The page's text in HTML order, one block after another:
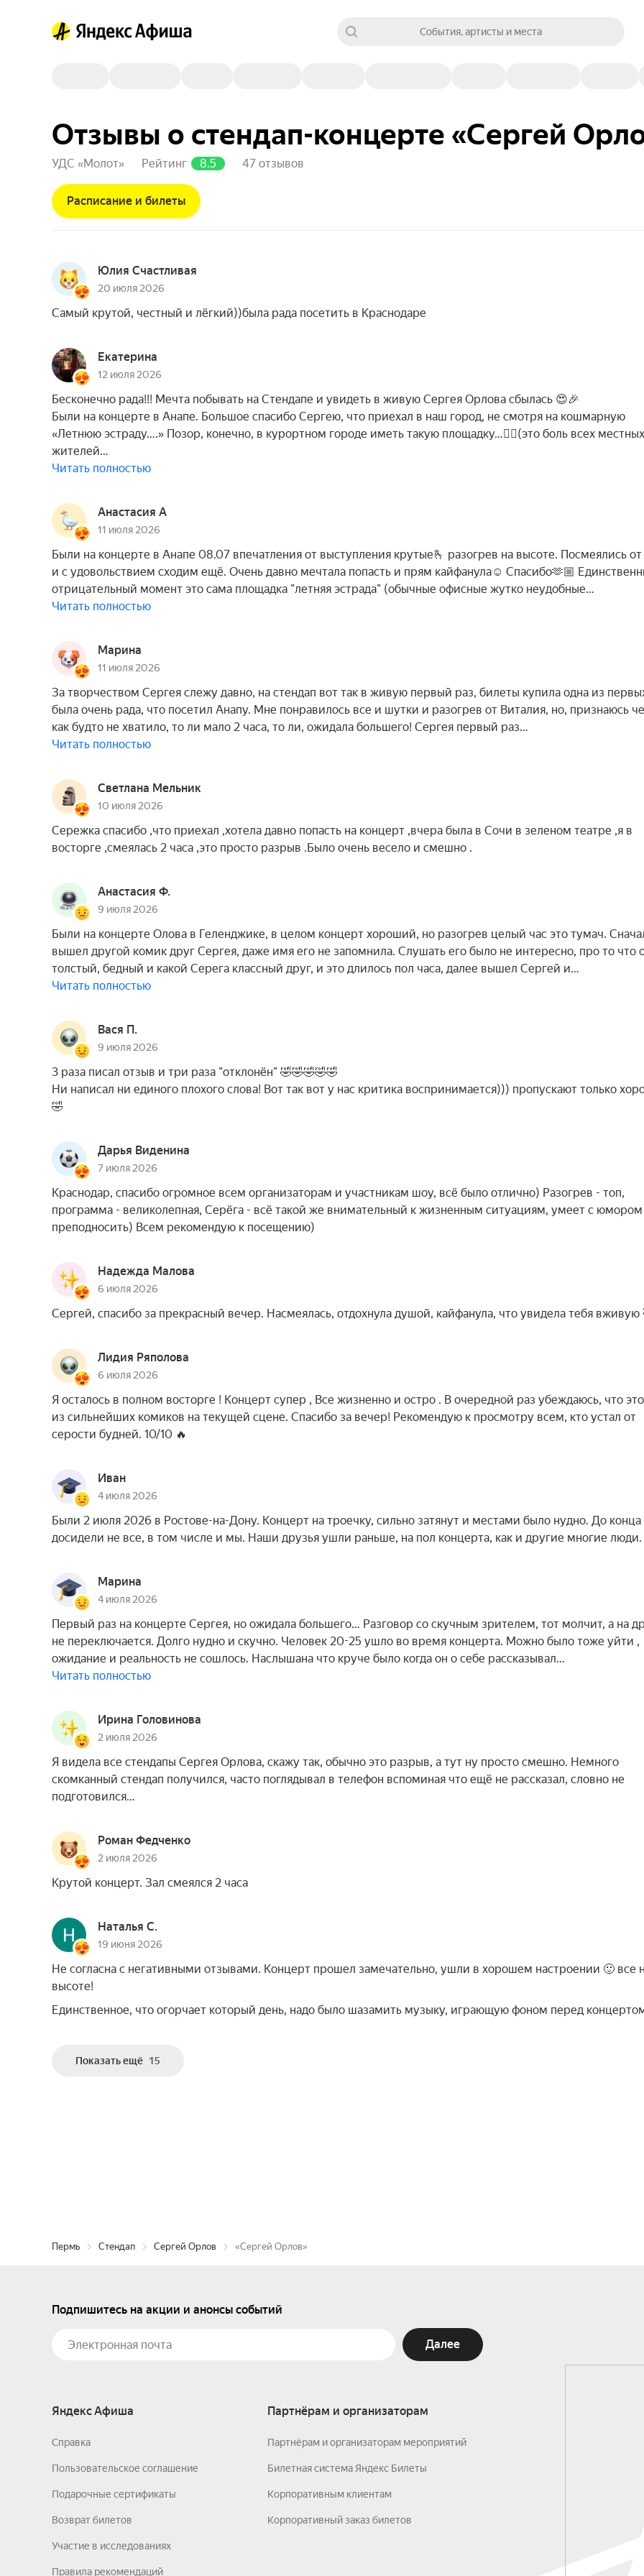
События, артисты и места
Отзывы о стендап-концерте «Сергей
УДС «Молот» Рейтинг 8.5 47 отзывов
Расписание и билеты
Юлия Счастливая
20 июля 2026
Самый крутой, честный и лёгкий))была рада посетить в Краснодаре
Екатерина
12 июля 2026
Бесконечно рада!!! Мечта побывать на Стендапе и увидеть в живую Сергея Орлова сбылась 😍🎉
Были на концерте в Анапе. Большое спасибо Сергею, что приехал в наш город, не смотря на кошмарную
«Летнюю эстраду….» Позор, конечно, в курортном городе иметь такую площадку…😵‍💫(это боль всех местных
жителей…
Читать полностью
Анастасия А
11 июля 2026
Были на концерте в Анапе 08.07 впечатления от выступления крутые🫰 разогрев на высоте. Посмеялись
и с удовольствием сходим ещё. Очень давно мечтала попасть и прям кайфанула☺️ Спасибо🫶🏼
отрицательный момент это сама площадка "летняя эстрада" (обычные офисные жутко неудобные…
Читать полностью
Марина
11 июля 2026
За творчеством Сергея слежу давно, на стендап вот так в живую первый раз, билеты купила одна из
была очень рада, что посетил Анапу. Мне понравилось все и шутки и разогрев от Виталия, но, признаюсь
как будто не хватило, то ли мало 2 часа, то ли, ожидала большего! Сергея первый раз…
Читать полностью
Светлана Мельник
10 июля 2026
Сережка спасибо ,что приехал ,хотела давно попасть на концерт ,вчера была в Сочи в зеленом театре ,я в
восторге ,смеялась 2 часа ,это просто разрыв .Было очень весело и смешно .
Анастасия Ф.
9 июля 2026
Были на концерте Олова в Геленджике, в целом концерт хороший, но разогрев целый час это тумач.
вышел другой комик друг Сергея, даже имя его не запомнила. Слушать его было не интересно, про то что
толстый, бедный и какой Серега классный друг, и это длилось пол часа, далее вышел Сергей и…
Читать полностью
Вася П.
9 июля 2026
3 раза писал отзыв и три раза "отклонён" 🤣🤣🤣🤣🤣
Ни написал ни единого плохого слова! Вот так вот у нас критика воспринимается))) пропускают только
🤣
Дарья Виденина
7 июля 2026
Краснодар, спасибо огромное всем организаторам и участникам шоу, всё было отлично) Разогрев - топ,
программа - великолепная, Серёга - всё такой же внимательный к жизненным ситуациям, умеет с
преподносить) Всем рекомендую к посещению)
Надежда Малова
6 июля 2026
Сергей, спасибо за прекрасный вечер. Насмеялась, отдохнула душой, кайфанула, что увидела тебя вживую
Лидия Ряполова
6 июля 2026
Я осталось в полном восторге ! Концерт супер , Все жизненно и остро . В очередной раз убеждаюсь, что
из сильнейших комиков на текущей сцене. Спасибо за вечер! Рекомендую к просмотру всем, кто устал от
серости будней. 10/10 🔥
Иван
4 июля 2026
Были 2 июля 2026 в Ростове-на-Дону. Концерт на троечку, сильно затянут и местами было нудно. До конца
досидели не все, в том числе и мы. Наши друзья ушли раньше, на пол концерта, как и другие многие люди.
Марина
4 июля 2026
Первый раз на концерте Сергея, но ожидала большего… Разговор со скучным зрителем, тот молчит, а на
не переключается. Долго нудно и скучно. Человек 20-25 ушло во время концерта. Можно было тоже уйти ,
ожидание и реальность не сошлось. Наслышана что круче было когда он о себе рассказывал…
Читать полностью
Ирина Головинова
2 июля 2026
Я видела все стендапы Сергея Орлова, скажу так, обычно это разрыв, а тут ну просто смешно. Немного
скомканный стендап получился, часто поглядывал в телефон вспоминая что ещё не рассказал, словно не
подготовился…
Роман Федченко
2 июля 2026
Крутой концерт. Зал смеялся 2 часа
Наталья С.
19 июня 2026
Не согласна с негативными отзывами. Концерт прошел замечательно, ушли в хорошем настроении 🙂 все
высоте!
Единственное, что огорчает который день, надо было шазамить музыку, играющую фоном перед
Показать ещё 15
Пермь Стендап Сергей Орлов «Сергей Орлов»
Подпишитесь на акции и анонсы событий
Далее
Яндекс Афиша
Справка
Пользовательское соглашение
Подарочные сертификаты
Возврат билетов
Участие в исследованиях
Правила рекомендаций
Партнёрам и организаторам
Партнёрам и организаторам мероприятий
Билетная система Яндекс Билеты
Корпоративным клиентам
Корпоративный заказ билетов